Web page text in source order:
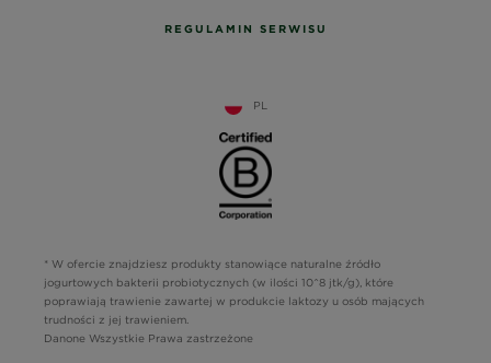
REGULAMIN SERWISU
* W ofercie znajdziesz produkty stanowiące naturalne źródło
jogurtowych bakterii probiotycznych (w ilości 10^8 jtk/g), które
poprawiają trawienie zawartej w produkcie laktozy u osób mających
trudności z jej trawieniem.
Danone Wszystkie Prawa zastrzeżone
PL